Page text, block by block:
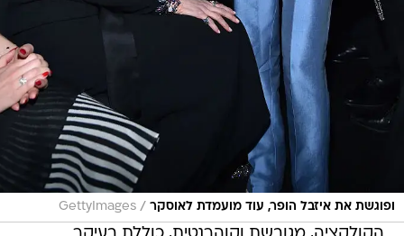
ופוגשת את איזבל הופר, עוד מועמדת לאוסקר /
GettyImages